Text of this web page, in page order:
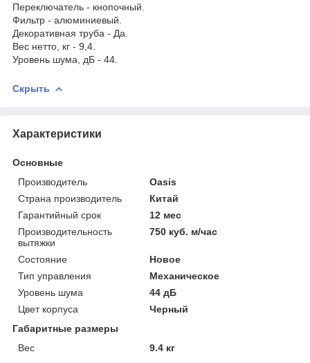
Переключатель - кнопочный.
Фильтр - алюминиевый.
Декоративная труба - Да.
Вес нетто, кг - 9,4.
Уровень шума, дБ - 44.
Скрыть
Характеристики
Основные
Производитель
Oasis
Страна производитель
Китай
Гарантийный срок
12 мес
Производительность
вытяжки
750 куб. м/час
Состояние
Новое
Тип управления
Механическое
Уровень шума
44 дБ
Цвет корпуса
Черный
Габаритные размеры
Вес
9.4 кг